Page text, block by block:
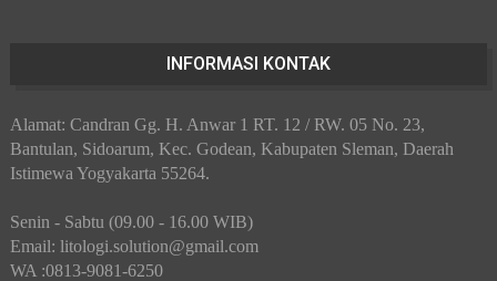
INFORMASI KONTAK
Alamat: Candran Gg. H. Anwar 1 RT. 12 / RW. 05 No. 23,
Bantulan, Sidoarum, Kec. Godean, Kabupaten Sleman, Daerah
Istimewa Yogyakarta 55264.
Senin - Sabtu (09.00 - 16.00 WIB)
Email: litologi.solution@gmail.com
WA :0813-9081-6250